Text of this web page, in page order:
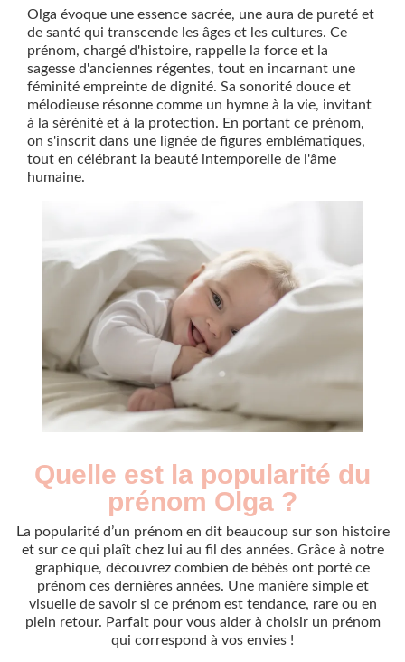
Olga évoque une essence sacrée, une aura de pureté et
de santé qui transcende les âges et les cultures. Ce
prénom, chargé d'histoire, rappelle la force et la
sagesse d'anciennes régentes, tout en incarnant une
féminité empreinte de dignité. Sa sonorité douce et
mélodieuse résonne comme un hymne à la vie, invitant
à la sérénité et à la protection. En portant ce prénom,
on s'inscrit dans une lignée de figures emblématiques,
tout en célébrant la beauté intemporelle de l'âme
humaine.
Quelle est la popularité du
prénom Olga ?
La popularité d’un prénom en dit beaucoup sur son histoire
et sur ce qui plaît chez lui au fil des années. Grâce à notre
graphique, découvrez combien de bébés ont porté ce
prénom ces dernières années. Une manière simple et
visuelle de savoir si ce prénom est tendance, rare ou en
plein retour. Parfait pour vous aider à choisir un prénom
qui correspond à vos envies !
Année
Nouveaux-
nés
2010
25
2011
25
2012
40
2013
30
2014
20
2015
30